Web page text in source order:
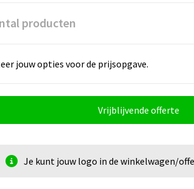
producten
jouw opties voor de prijsopgave.
Vrijblijvende offerte
Je kunt jouw logo in de winkelwagen/